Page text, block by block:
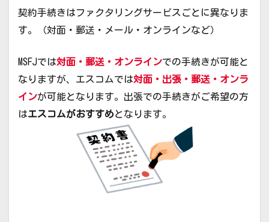
契約手続きはファクタリングサービスごとに異なりま
す。（対面・郵送・メール・オンラインなど）
MSFJでは対面・郵送・オンラインでの手続きが可能と
なりますが、エスコムでは対面・出張・郵送・オンラ
インが可能となります。出張での手続きがご希望の方
はエスコムがおすすめとなります。